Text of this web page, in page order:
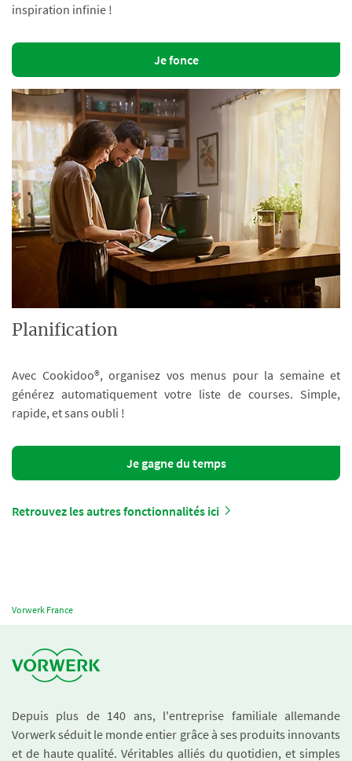
inspiration infinie !
Je fonce
Planification
Avec Cookidoo®, organisez vos menus pour la semaine et
générez automatiquement votre liste de courses. Simple,
rapide, et sans oubli !
Je gagne du temps
Retrouvez les autres fonctionnalités ici
Vorwerk France
Depuis plus de 140 ans, l'entreprise familiale allemande
Vorwerk séduit le monde entier grâce à ses produits innovants
et de haute qualité. Véritables alliés du quotidien, et simples